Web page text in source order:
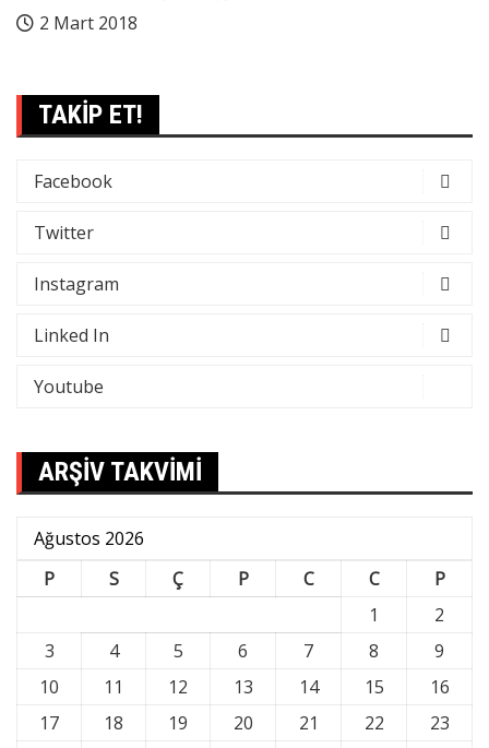
2 Mart 2018
TAKİP ET!
Facebook
Twitter
Instagram
Linked In
Youtube
ARŞİV TAKVİMİ
Ağustos 2026
P
S Ç P C C
P
1
2
3
4 5 6 7 8
9
10
11 12 13 14 15
16
17
18 19 20 21 22
23